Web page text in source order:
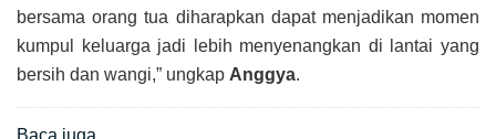
bersama orang tua diharapkan dapat menjadikan momen
kumpul keluarga jadi lebih menyenangkan di lantai yang
bersih dan wangi,” ungkap Anggya.